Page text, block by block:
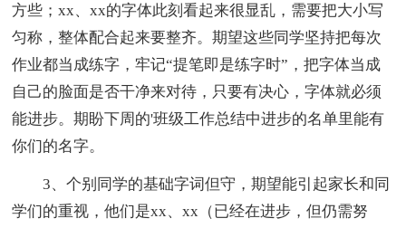
方些；xx、xx的字体此刻看起来很显乱，需要把大小写
匀称，整体配合起来要整齐。期望这些同学坚持把每次
作业都当成练字，牢记“提笔即是练字时”，把字体当成
自己的脸面是否干净来对待，只要有决心，字体就必须
能进步。期盼下周的'班级工作总结中进步的名单里能有
你们的名字。
3、个别同学的基础字词但守，期望能引起家长和同
学们的重视，他们是xx、xx（已经在进步，但仍需努